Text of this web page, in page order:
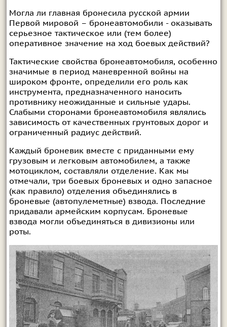
Могла ли главная бронесила русской армии
Первой мировой – бронеавтомобили - оказывать
серьезное тактическое или (тем более)
оперативное значение на ход боевых действий?
Тактические свойства бронеавтомобиля, особенно
значимые в период маневренной войны на
широком фронте, определили его роль как
инструмента, предназначенного наносить
противнику неожиданные и сильные удары.
Слабыми сторонами бронеавтомобиля являлись
зависимость от качественных грунтовых дорог и
ограниченный радиус действий.
Каждый броневик вместе с приданными ему
грузовым и легковым автомобилем, а также
мотоциклом, составляли отделение. Как мы
отмечали, три боевых броневых и одно запасное
(как правило) отделения объединялись в
броневые (автопулеметные) взвода. Последние
придавали армейским корпусам. Броневые
взвода могли объединяться в дивизионы или
роты.